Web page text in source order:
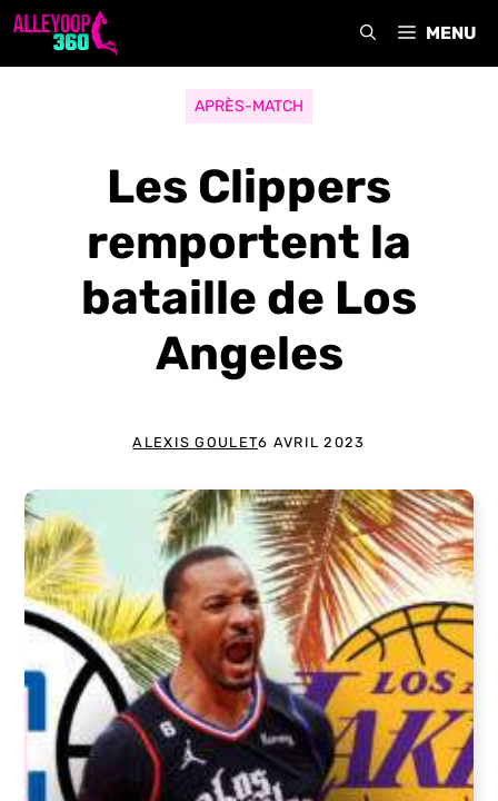
Aller
MENU
APRÈS-MATCH
Les Clippers
remportent la
bataille de Los
Angeles
ALEXIS GOULET6 AVRIL 2023